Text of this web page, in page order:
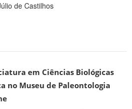
de Castilhos
em Ciências Biológicas
no Museu de Paleontologia